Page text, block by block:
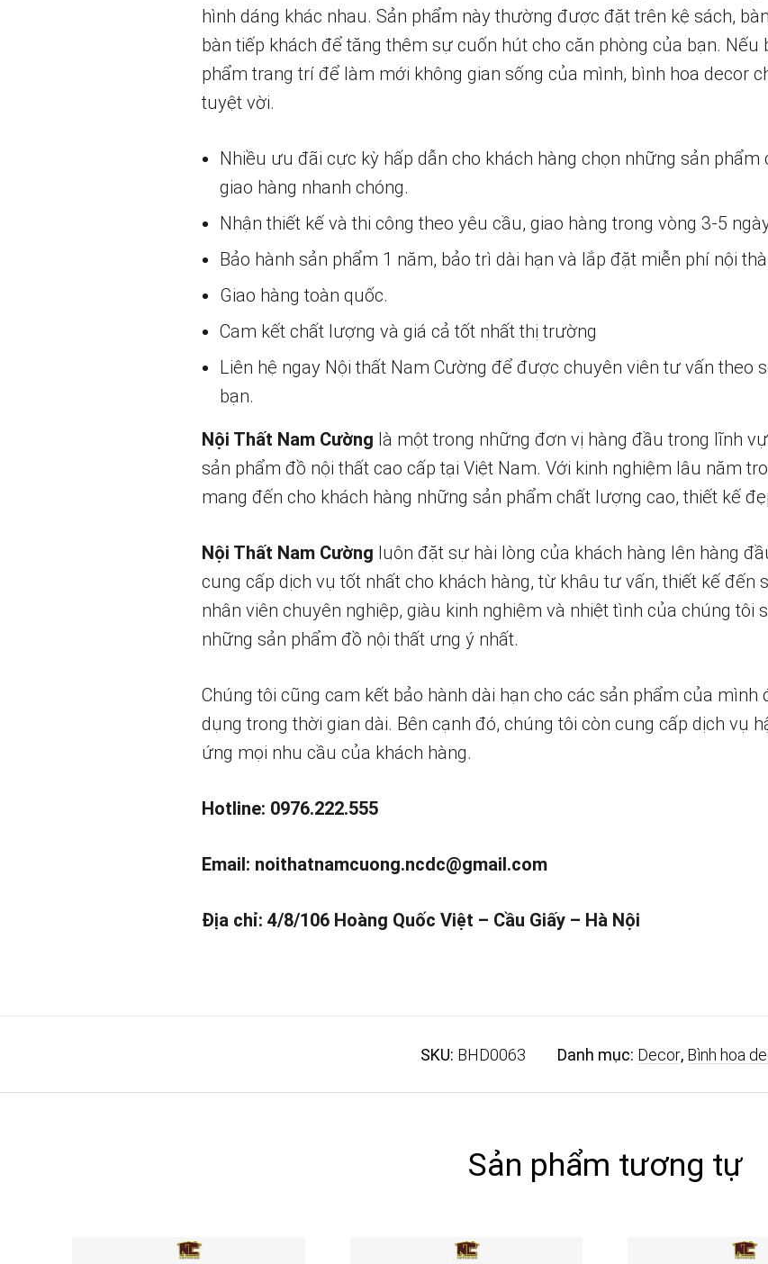
hình dáng khác nhau. Sản phẩm này thường được đặt trên kệ sách,
bàn tiếp khách để tăng thêm sự cuốn hút cho căn phòng của bạn.
phẩm trang trí để làm mới không gian sống của mình, bình hoa decor
tuyệt vời.
Nhiều ưu đãi cực kỳ hấp dẫn cho khách hàng chọn những sản
giao hàng nhanh chóng.
Nhận thiết kế và thi công theo yêu cầu, giao hàng trong vòng 3-5
Bảo hành sản phẩm 1 năm, bảo trì dài hạn và lắp đặt miễn phí nội
Giao hàng toàn quốc.
Cam kết chất lượng và giá cả tốt nhất thị trường
Liên hệ ngay Nội thất Nam Cường để được chuyên viên tư vấn theo
bạn.
Nội Thất Nam Cường là một trong những đơn vị hàng đầu trong lĩnh
sản phẩm đồ nội thất cao cấp tại Việt Nam. Với kinh nghiệm lâu năm
mang đến cho khách hàng những sản phẩm chất lượng cao, thiết kế
Nội Thất Nam Cường luôn đặt sự hài lòng của khách hàng lên hàng
cung cấp dịch vụ tốt nhất cho khách hàng, từ khâu tư vấn, thiết kế đến
nhân viên chuyên nghiệp, giàu kinh nghiệm và nhiệt tình của chúng tôi
những sản phẩm đồ nội thất ưng ý nhất.
Chúng tôi cũng cam kết bảo hành dài hạn cho các sản phẩm của
dụng trong thời gian dài. Bên cạnh đó, chúng tôi còn cung cấp dịch vụ
ứng mọi nhu cầu của khách hàng.
Hotline: 0976.222.555
Email: noithatnamcuong.ncdc@gmail.com
Địa chỉ: 4/8/106 Hoàng Quốc Việt – Cầu Giấy – Hà Nội
SKU: BHD0063 Danh mục: Decor, Bình hoa
Sản phẩm tương tự